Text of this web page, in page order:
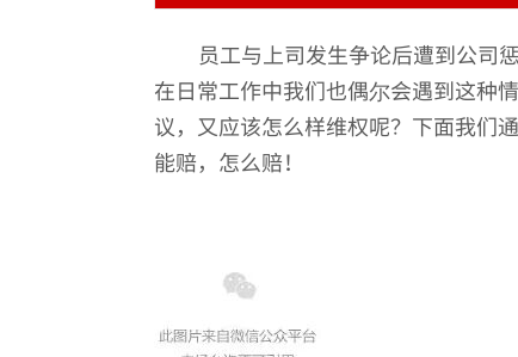
员工与上司发生争论后遭到公司
在日常工作中我们也偶尔会遇到这种
议，又应该怎么样维权呢？下面我们
能赔，怎么赔！